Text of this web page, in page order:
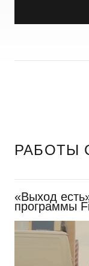
РАБОТЫ
«Выход
программы